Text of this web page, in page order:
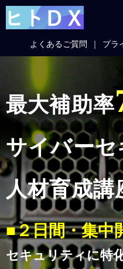
よくあるご質問 プラ
最大補助率
サイバー
人材育成講
■２日間・集中
セキュリティに特